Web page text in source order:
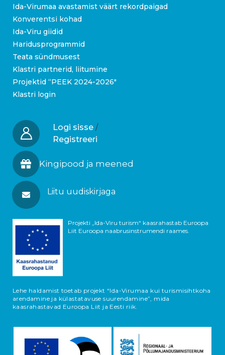
Ida-Virumaa avastamist väärt rekordpaigad
Konverentsi kohad
Ida-Viru giidid
Haridusprogrammid
Teata sündmusest
Klastri partnerid, liitumine
Projektid “PEEK 2024-2026″
Klastri login
Logi sisse /
Registreeri
Kingipood ja meened
Liitu uudiskirjaga
Projekti „Ida-Viru turism“ kaasrahastab Euroopa
Liit Euroopa naabrusinstrumendi raames.
Lehe haldamist toetab projekt “Ida-Virumaa kui turismisihtkoha
arendamine ja külastatavuse suurendamine”, mida
kaasrahastavad Euroopa Liit ja Eesti riik.